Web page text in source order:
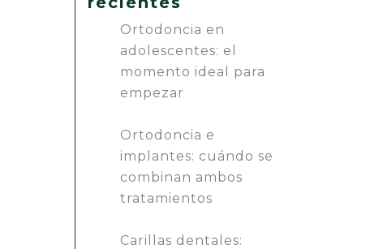
Ortodoncia en
adolescentes: el
momento ideal para
empezar
Ortodoncia e
implantes: cuándo se
combinan ambos
tratamientos
Carillas dentales: